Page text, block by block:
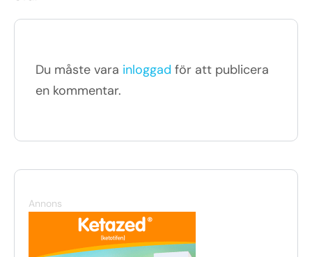
Du måste vara inloggad för att publicera
en kommentar.
Annons